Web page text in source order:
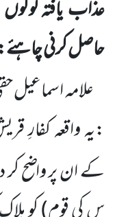
عذاب یافتہ لوگوں
حاصل کرنی
علامہ اسماعیل
:یہ واقعہ کفارِ
کے ان پر واضح